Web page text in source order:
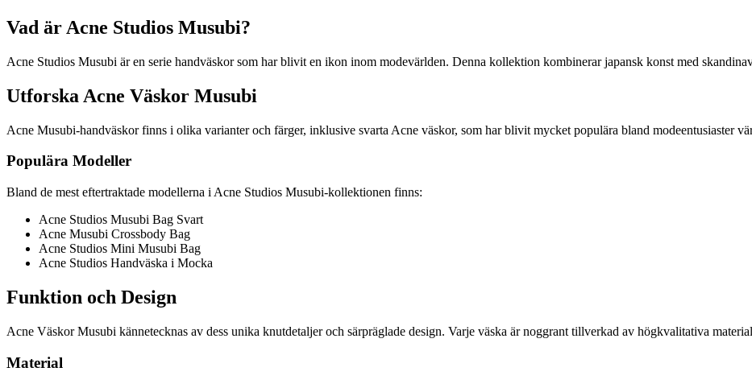
Vad är Acne Studios Musubi?
Acne Studios Musubi är en serie handväskor som har blivit en ikon inom modevärlden. Denna kollektion kombinerar japansk konst med
Utforska Acne Väskor Musubi
Acne Musubi-handväskor finns i olika varianter och färger, inklusive svarta Acne väskor, som har blivit mycket populära bland modeentusiaster
Populära Modeller
Bland de mest eftertraktade modellerna i Acne Studios Musubi-kollektionen finns:
Acne Studios Musubi Bag Svart
Acne Musubi Crossbody Bag
Acne Studios Mini Musubi Bag
Acne Studios Handväska i Mocka
Funktion och Design
Acne Väskor Musubi kännetecknas av dess unika knutdetaljer och särpräglade design. Varje väska är noggrant tillverkad av högkvalitativa
Material